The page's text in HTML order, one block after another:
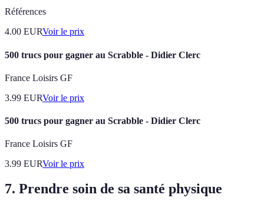
Références
4.00 EURVoir le prix
500 trucs pour gagner au Scrabble - Didier Clerc
France Loisirs GF
3.99 EURVoir le prix
500 trucs pour gagner au Scrabble - Didier Clerc
France Loisirs GF
3.99 EURVoir le prix
7. Prendre soin de sa santé physique